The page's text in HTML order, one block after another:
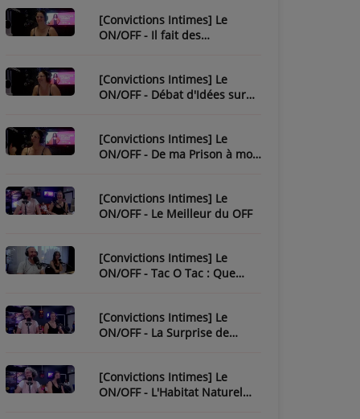
[Convictions Intimes] Le
ON/OFF - Il fait des
[Convictions Intimes] Le
ON/OFF - Débat d'Idées sur
[Convictions Intimes] Le
ON/OFF - De ma Prison à mon
[Convictions Intimes] Le
ON/OFF - Le Meilleur du OFF
[Convictions Intimes] Le
ON/OFF - Tac O Tac : Que
[Convictions Intimes] Le
ON/OFF - La Surprise de
[Convictions Intimes] Le
ON/OFF - L'Habitat Naturel